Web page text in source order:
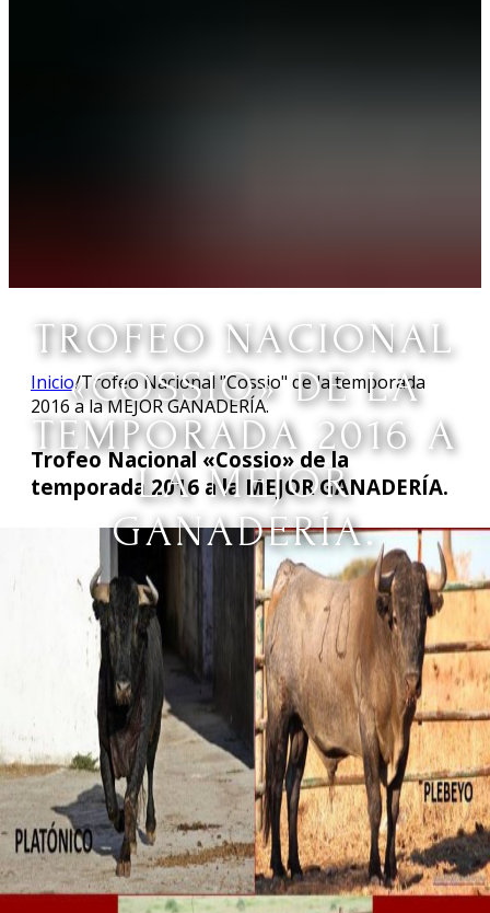
TROFEO NACIONAL
«COSSIO» DE LA
TEMPORADA 2016 A
LA MEJOR
GANADERÍA.
Inicio/Trofeo Nacional "Cossio" de la temporada
2016 a la MEJOR GANADERÍA.
Trofeo Nacional «Cossio» de la
temporada 2016 a la MEJOR GANADERÍA.